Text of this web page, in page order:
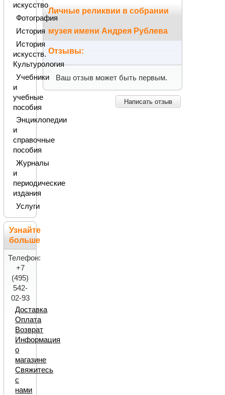
Личные реликвии в собрании
музея имени Андрея Рублева
Отзывы:
Ваш отзыв может быть первым.
Написать отзыв
искусство
Фотография
История
История
искусств.
Культурология
Учебники
и
учебные
пособия
Энциклопедии
и
справочные
пособия
Журналы
и
периодические
издания
Услуги
Узнайте
больше
Телефон:
+7
(495)
542-
02-93
Доставка
Оплата
Возврат
Информация
о
магазине
Свяжитесь
с
нами